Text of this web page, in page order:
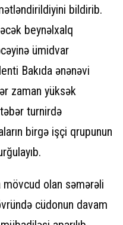
bildirib.
beynəlxalq
ümidvar
Bakıda ənənəvi
zaman yüksək
turnirdə
birgə işçi qrupunun
mövcud olan səmərəli
cüdonun davam